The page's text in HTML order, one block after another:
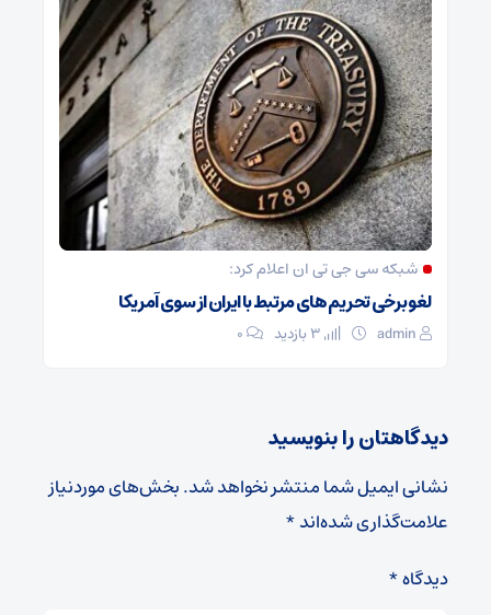
شبکه سی جی تی ان اعلام کرد:
لغو برخی تحریم های مرتبط با ایران از سوی آمریکا
admin ۰
دیدگاهتان را بنویسید
نشانی ایمیل شما منتشر نخواهد شد.بخش‌های موردنیاز
علامت‌گذاری شده‌اند*
دیدگاه*